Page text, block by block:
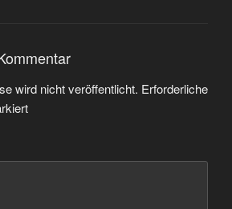
wird nicht veröffentlicht. Erforderliche